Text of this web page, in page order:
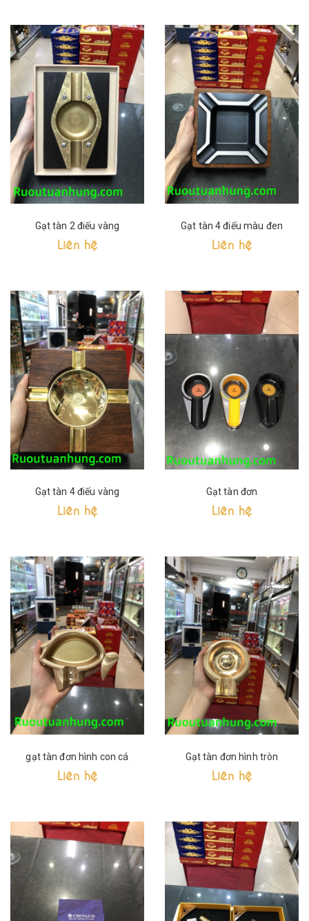
Gạt tàn 2 điếu vàng
Liên hệ
Gạt tàn 4 điếu màu đen
Liên hệ
Gạt tàn 4 điếu vàng
Liên hệ
Gạt tàn đơn
Liên hệ
gạt tàn đơn hình con cá
Liên hệ
Gạt tàn đơn hình tròn
Liên hệ